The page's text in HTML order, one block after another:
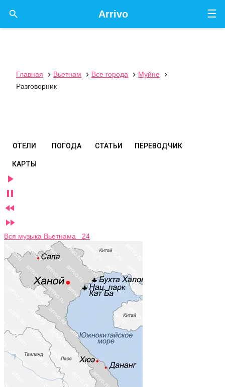
☰
Arrivo

Главная  Вьетнам  Все города  Муйне

Разговорник
ОТЕЛИ ПОГОДА СТАТЬИ ПЕРЕВОДЧИК
КАРТЫ




Вся музыка Вьетнама 24